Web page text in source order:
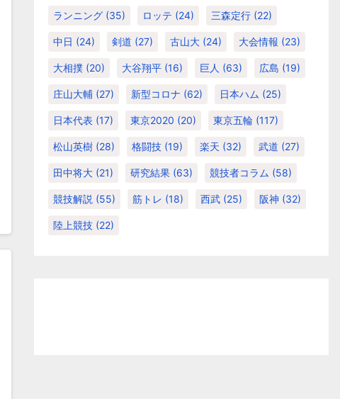
ランニング (35) ロッテ (24) 三森定行 (22)
中日 (24) 剣道 (27) 古山大 (24) 大会情報 (23)
大相撲 (20) 大谷翔平 (16) 巨人 (63) 広島 (19)
庄山大輔 (27) 新型コロナ (62) 日本ハム (25)
日本代表 (17) 東京2020 (20) 東京五輪 (117)
松山英樹 (28) 格闘技 (19) 楽天 (32) 武道 (27)
田中将大 (21) 研究結果 (63) 競技者コラム (58)
競技解説 (55) 筋トレ (18) 西武 (25) 阪神 (32)
陸上競技 (22)